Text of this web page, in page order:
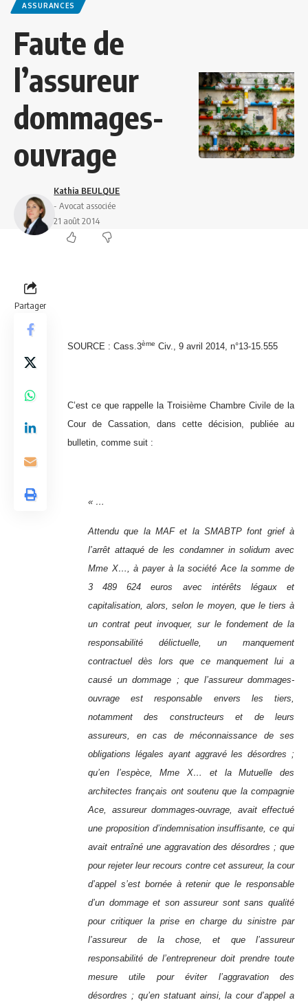
ASSURANCES
Faute de
l’assureur
dommages-
ouvrage
Kathia BEULQUE
- Avocat associée
21 août 2014
Partager
SOURCE : Cass.3ème Civ., 9 avril 2014, n°13-15.555
C’est ce que rappelle la Troisième Chambre Civile de la
Cour de Cassation, dans cette décision, publiée au
bulletin, comme suit :
« …
Attendu que la MAF et la SMABTP font grief à
l’arrêt attaqué de les condamner in solidum avec
Mme X…, à payer à la société Ace la somme de
3 489 624 euros avec intérêts légaux et
capitalisation, alors, selon le moyen, que le tiers à
un contrat peut invoquer, sur le fondement de la
responsabilité délictuelle, un manquement
contractuel dès lors que ce manquement lui a
causé un dommage ; que l’assureur dommages-
ouvrage est responsable envers les tiers,
notamment des constructeurs et de leurs
assureurs, en cas de méconnaissance de ses
obligations légales ayant aggravé les désordres ;
qu’en l’espèce, Mme X… et la Mutuelle des
architectes français ont soutenu que la compagnie
Ace, assureur dommages-ouvrage, avait effectué
une proposition d’indemnisation insuffisante, ce qui
avait entraîné une aggravation des désordres ; que
pour rejeter leur recours contre cet assureur, la cour
d’appel s’est bornée à retenir que le responsable
d’un dommage et son assureur sont sans qualité
pour critiquer la prise en charge du sinistre par
l’assureur de la chose, et que l’assureur
responsabilité de l’entrepreneur doit prendre toute
mesure utile pour éviter l’aggravation des
désordres ; qu’en statuant ainsi, la cour d’appel a